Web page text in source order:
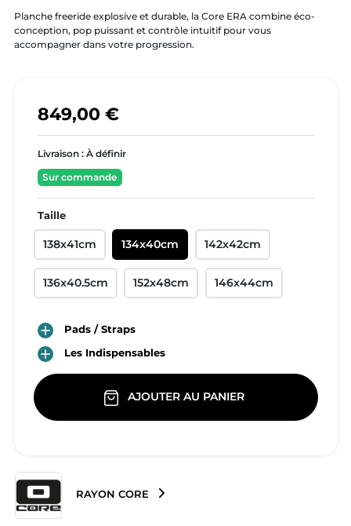
Planche freeride explosive et durable, la Core ERA combine éco-
conception, pop puissant et contrôle intuitif pour vous
accompagner dans votre progression.
849,00 €
Livraison : À définir
Sur commande
Taille
138x41cm 134x40cm 142x42cm
136x40.5cm 152x48cm 146x44cm
 Pads / Straps
 Les Indispensables
AJOUTER AU PANIER
RAYON CORE